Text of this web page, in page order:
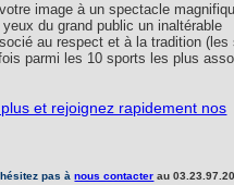
image à un spectacle
du grand public un inaltérable
au respect et à la tradition (les
parmi les 10 sports les plus
et rejoignez rapidement nos
pas ànous contacter au